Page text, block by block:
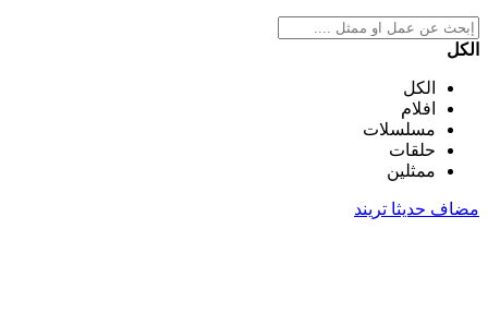
الكل
الكل
افلام
مسلسلات
حلقات
ممثلين
مضاف حديثا تريند